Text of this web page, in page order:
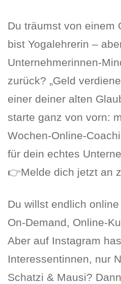
Du träumst von einem
bist Yogalehrerin –
Unternehmerinnen-
zurück? „Geld
einer deiner alten
starte ganz von vorn:
Wochen-Online-
für dein echtes
👉Melde dich jetzt an
Du willst endlich
On-Demand, Online-
Aber auf Instagram
Interessentinnen, nur
Schatzi & Mausi?